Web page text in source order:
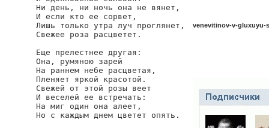
Ни день, ни ночь она не вянет,
И если кто ее сорвет,
Лишь только утра луч проглянет,
Свежее роза расцветет.
Еще прелестнее другая:
Она, румяною зарей
На раннем небе расцветая,
Пленяет яркой красотой.
Свежей от этой розы веет
И веселей ее встречать:
На миг один она алеет,
Но с каждым днем цветет опять.
venevitinov-v-gluxuyu-